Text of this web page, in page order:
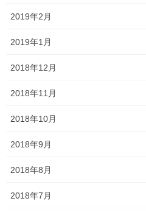
内野春喜先生パワポ
2019年2月
2019年1月
2018年12月
2018年11月
2018年10月
2018年9月
2018年8月
2018年7月